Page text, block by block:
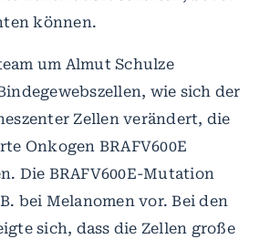
können.
um Almut Schulze
wie sich der
Zellen verändert, die
Onkogen BRAFV600E
Die BRAFV600E-Mutation
bei Melanomen vor. Bei den
sich, dass die Zellen große